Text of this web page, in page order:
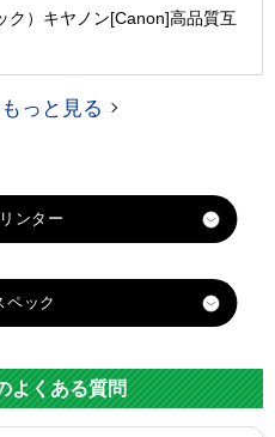
ク）キヤノン[Canon]高品質互
っと見る
キヤノン
よくある質問